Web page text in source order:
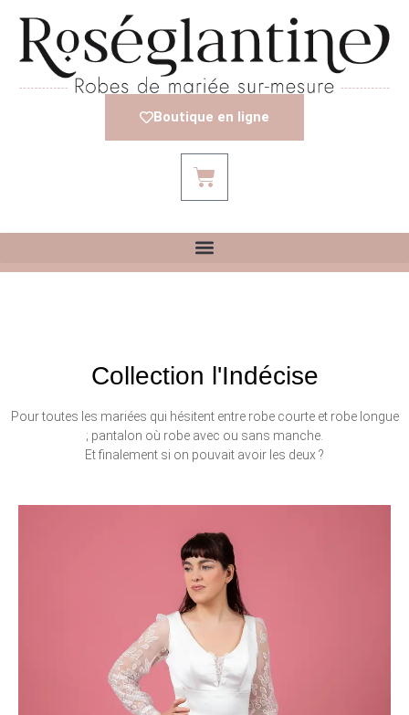
Boutique en ligne
Collection l'Indécise
Pour toutes les mariées qui hésitent entre robe courte et robe longue
; pantalon où robe avec ou sans manche.
Et finalement si on pouvait avoir les deux ?